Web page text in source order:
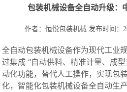
包装机械设备全自动升级：
作者：恒悦包装机械 发布时间：
全自动包装机械设备作为现代工业
过集成 “自动供料、精准计量、成
动化功能，替代人工操作，实现包
化，智能化包装机械设备全自动生